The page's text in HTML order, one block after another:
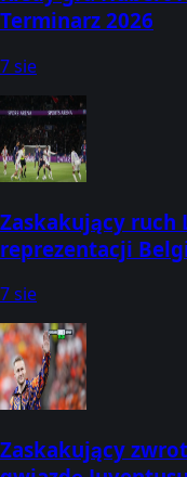
Terminarz 2026
7 sie
Zaskakujący ruch
reprezentacji
7 sie
Zaskakujący